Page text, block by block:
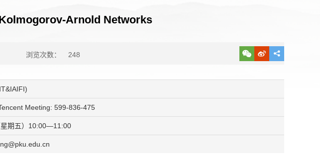
Arnold Networks
浏览次数： 248
Meeting: 599-836-475
期五）10:00—11:00